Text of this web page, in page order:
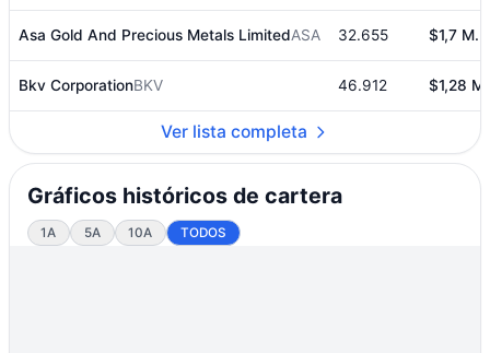
Asa Gold And Precious Metals LimitedASA 32.655 $1,7 M.
Bkv CorporationBKV 46.912 $1,28 M.
Ver lista completa
Gráficos históricos de cartera
1A 5A 10A TODOS